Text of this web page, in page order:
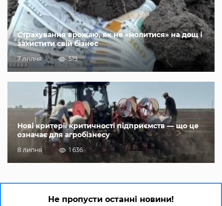
Страхування врожаю, як не «молитися» на дощ і
захистити свій бізнес
7 липня 519
Нові критерії критичності підприємств — що це
означає для агробізнесу
8 липня 1 636
Не пропусти останні новини!